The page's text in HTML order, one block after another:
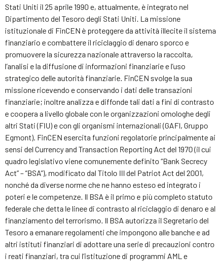
Stati Uniti il 25 aprile 1990 e, attualmente, è integrato nel
Dipartimento del Tesoro degli Stati Uniti. La missione
istituzionale di FinCEN è proteggere da attività illecite il sistema
finanziario e combattere il riciclaggio di denaro sporco e
promuovere la sicurezza nazionale attraverso la raccolta,
l’analisi e la diffusione di informazioni finanziarie e l’uso
strategico delle autorità finanziarie. FinCEN svolge la sua
missione ricevendo e conservando i dati delle transazioni
finanziarie; inoltre analizza e diffonde tali dati a fini di contrasto
e coopera a livello globale con le organizzazioni omologhe degli
altri Stati (FIU) e con gli organismi internazionali (GAFI, Gruppo
Egmont). FinCEN esercita funzioni regolatorie principalmente ai
sensi del Currency and Transaction Reporting Act del 1970 (il cui
quadro legislativo viene comunemente definito “Bank Secrecy
Act” – “BSA”), modificato dal Titolo III del Patriot Act del 2001,
nonché da diverse norme che ne hanno esteso ed integrato i
poteri e le competenze. Il BSA è il primo e più completo statuto
federale che detta le linee di contrasto al riciclaggio di denaro e al
finanziamento del terrorismo. Il BSA autorizza il Segretario del
Tesoro a emanare regolamenti che impongono alle banche e ad
altri istituti finanziari di adottare una serie di precauzioni contro
i reati finanziari, tra cui l’istituzione di programmi AML e